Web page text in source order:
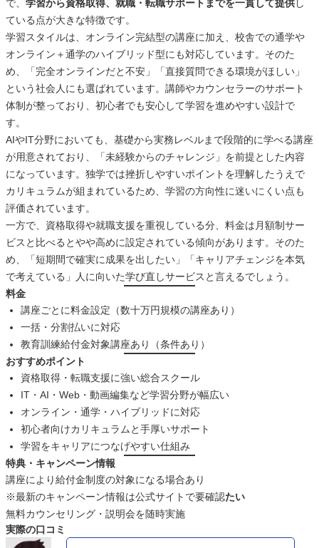
で、 学習から資格取得、就職・転職サポートまでを一貫して提供し
ている点が大きな特徴です。
学習スタイルは、オンライン完結型の講座に加え、校舎での通学や
オンライン＋通学のハイブリッド型にも対応しています。そのた
め、「完全オンラインだと不安」「直接質問できる環境がほしい」
という社会人にも選ばれています。講師やカウンセラーのサポート
体制が整っており、初心者でも安心して学習を進めやすい設計で
す。
AIやIT分野においても、基礎から実務レベルまで段階的に学べる講座
が用意されており、「未経験からのチャレンジ」を前提とした内容
になっています。独学では挫折しやすいポイントを理解したうえで
カリキュラムが組まれているため、学習の方向性に迷いにくい点も
評価されています。
一方で、資格取得や就職支援を重視している分、料金は月額制サー
ビスと比べるとやや高めに設定されている傾向があります。そのた
め、「短期間で確実に成果を出したい」「キャリアチェンジを本気
で考えている」人に向いた学び直しサービスと言えるでしょう。
料金
講座ごとに料金設定（数十万円規模の講座あり）
一括・分割払いに対応
教育訓練給付金対象講座あり（条件あり）
おすすめポイント
資格取得・転職支援に強い総合スクール
IT・AI・Web・動画編集など学習分野が幅広い
オンライン・通学・ハイブリッドに対応
初心者向けカリキュラムと手厚いサポート
学習をキャリアにつなげやすい仕組み
特典・キャンペーン情報
講座により給付金制度の対象になる場合あり
※最新のキャンペーン情報は公式サイトで要確認たい
無料カウンセリング・説明会を随時実施
実際の口コミ